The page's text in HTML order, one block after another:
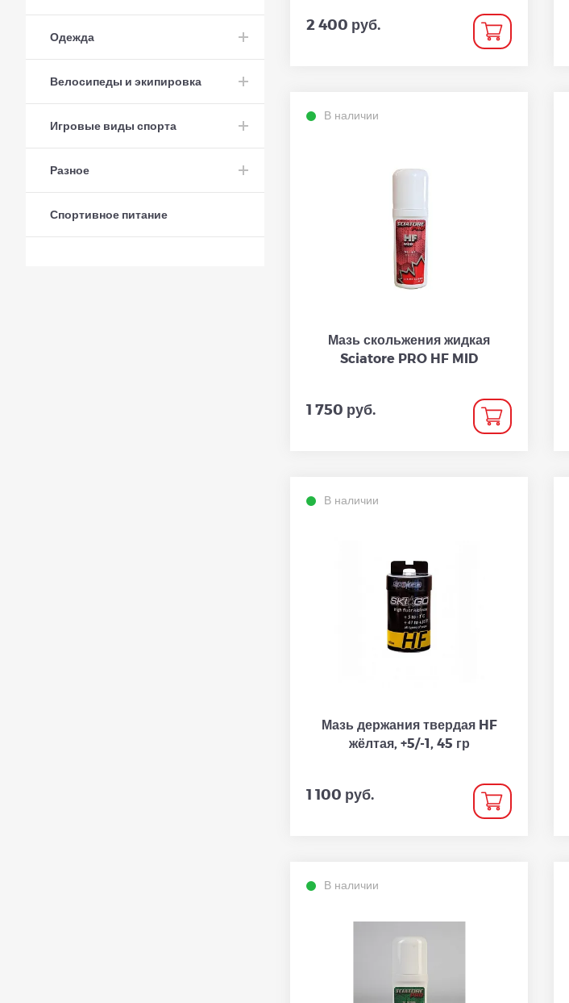
Одежда
Велосипеды и экипировка
Игровые виды спорта
Разное
Спортивное питание
2 400 руб.
В наличии
Мазь скольжения жидкая
Sciatore PRO HF MID
1 750 руб.
В наличии
Мазь держания твердая HF
жёлтая, +5/-1, 45 гр
1 100 руб.
В наличии